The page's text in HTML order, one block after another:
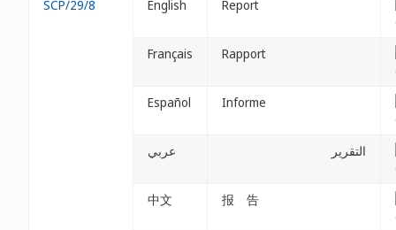
SCP/29/8 English Report
Français Rapport
Español Informe
عربي التقرير
中文 报 告